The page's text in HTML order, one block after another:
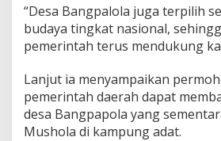
“Desa Bangpalola juga terpilih
budaya tingkat nasional,
pemerintah terus mendukung
Lanjut ia menyampaikan
pemerintah daerah dapat
desa Bangpapola yang
Mushola di kampung adat.